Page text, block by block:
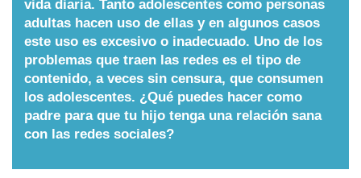
Nombres
Cuentos
vida diaria. Tanto adolescentes como personas
adultas hacen uso de ellas y en algunos casos
este uso es excesivo o inadecuado. Uno de los
problemas que traen las redes es el tipo de
contenido, a veces sin censura, que consumen
los adolescentes. ¿Qué puedes hacer como
padre para que tu hijo tenga una relación sana
con las redes sociales?